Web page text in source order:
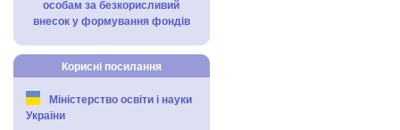
особам за безкорисливий
внесок у формування фондів
Корисні посилання
Міністерство освіти і науки
України